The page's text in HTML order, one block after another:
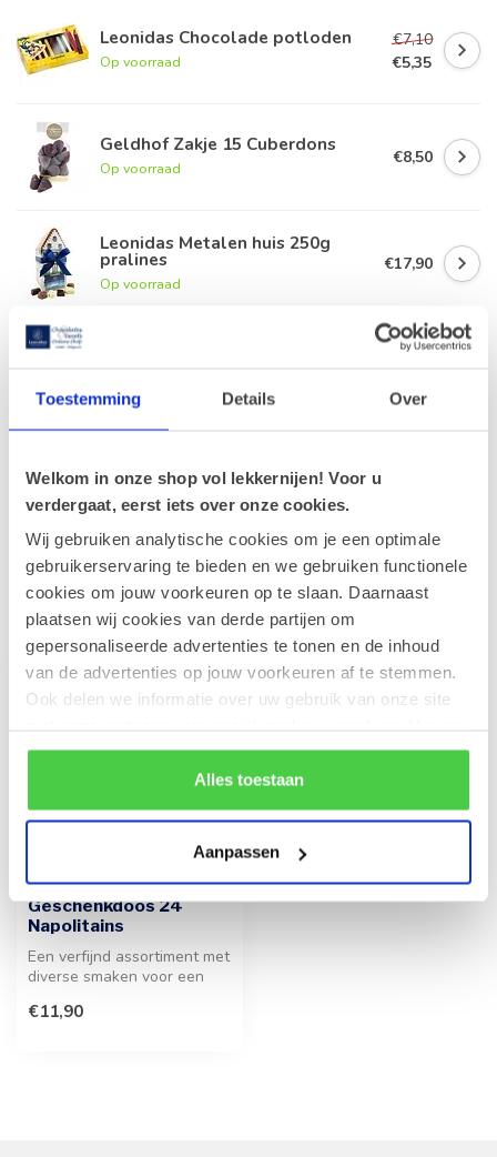
Toestemming Details Over
Welkom in onze shop vol lekkernijen! Voor u
verdergaat, eerst iets over onze cookies.
Wij gebruiken analytische cookies om je een optimale
gebruikerservaring te bieden en we gebruiken functionele
cookies om jouw voorkeuren op te slaan. Daarnaast
plaatsen wij cookies van derde partijen om
gepersonaliseerde advertenties te tonen en de inhoud
van de advertenties op jouw voorkeuren af te stemmen.
Ook delen we informatie over uw gebruik van onze site
rekening mee dat als je bepaalde cookies blokkeert, het
de correcte werking van de website kan verstoren.
Alles toestaan
Aanpassen
Leonidas Chocolade potloden
Op voorraad
€7,10
€5,35
Geldhof Zakje 15 Cuberdons
Op voorraad
€8,50
Leonidas Metalen huis 250g
pralines
Op voorraad
€17,90
Op voorraad
Op voorraad
Recent bekeken
LEONIDAS
Geschenkdoos 24
Napolitains
Een verfijnd assortiment met
diverse smaken voor een
smaakervaring....
€11,90